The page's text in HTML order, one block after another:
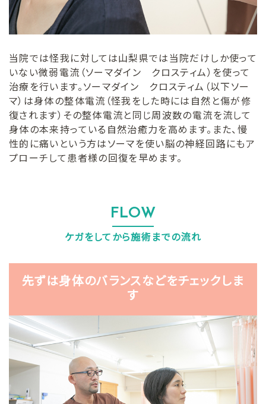
当院では怪我に対しては山梨県では当院だけしか使って
いない微弱電流（ソーマダイン クロスティム）を使って
治療を行います。ソーマダイン クロスティム（以下ソー
マ）は身体の整体電流（怪我をした時には自然と傷が修
復されます）その整体電流と同じ周波数の電流を流して
身体の本来持っている自然治癒力を高めます。また、慢
性的に痛いという方はソーマを使い脳の神経回路にもア
プローチして患者様の回復を早めます。
FLOW
ケガをしてから施術までの流れ
先ずは身体のバランスなどをチェックしま
す